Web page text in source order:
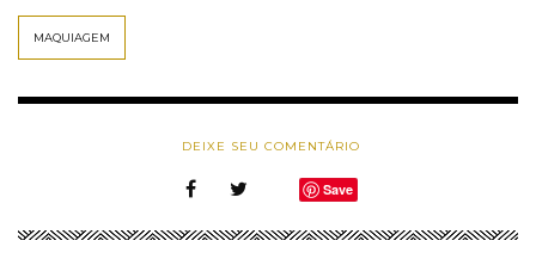
MAQUIAGEM
DEIXE SEU COMENTÁRIO
Save